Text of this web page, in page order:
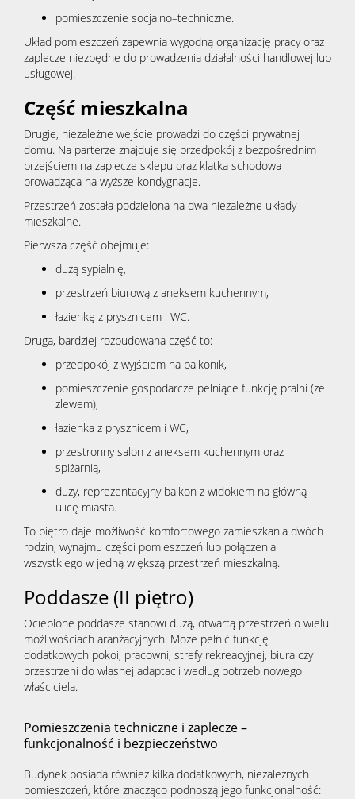
pomieszczenie socjalno–techniczne.
Układ pomieszczeń zapewnia wygodną organizację pracy oraz
zaplecze niezbędne do prowadzenia działalności handlowej lub
usługowej.
Część mieszkalna
Drugie, niezależne wejście prowadzi do części prywatnej
domu. Na parterze znajduje się przedpokój z bezpośrednim
przejściem na zaplecze sklepu oraz klatka schodowa
prowadząca na wyższe kondygnacje.
Przestrzeń została podzielona na dwa niezależne układy
mieszkalne.
Pierwsza część obejmuje:
dużą sypialnię,
przestrzeń biurową z aneksem kuchennym,
łazienkę z prysznicem i WC.
Druga, bardziej rozbudowana część to:
przedpokój z wyjściem na balkonik,
pomieszczenie gospodarcze pełniące funkcję pralni (ze
zlewem),
łazienka z prysznicem i WC,
przestronny salon z aneksem kuchennym oraz
spiżarnią,
duży, reprezentacyjny balkon z widokiem na główną
ulicę miasta.
To piętro daje możliwość komfortowego zamieszkania dwóch
rodzin, wynajmu części pomieszczeń lub połączenia
wszystkiego w jedną większą przestrzeń mieszkalną.
Poddasze (II piętro)
Ocieplone poddasze stanowi dużą, otwartą przestrzeń o wielu
możliwościach aranżacyjnych. Może pełnić funkcję
dodatkowych pokoi, pracowni, strefy rekreacyjnej, biura czy
przestrzeni do własnej adaptacji według potrzeb nowego
właściciela.
Pomieszczenia techniczne i zaplecze –
funkcjonalność i bezpieczeństwo
Budynek posiada również kilka dodatkowych, niezależnych
pomieszczeń, które znacząco podnoszą jego funkcjonalność: